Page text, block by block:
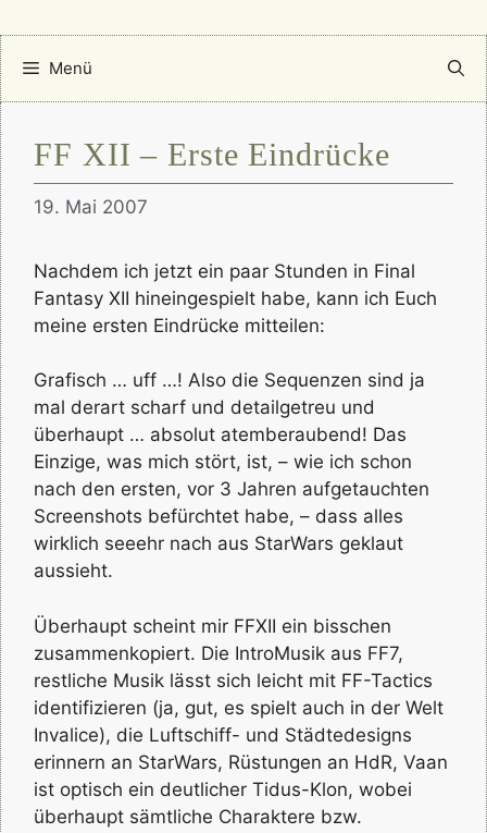
Menü
FF XII – Erste Eindrücke
19. Mai 2007
Nachdem ich jetzt ein paar Stunden in Final
Fantasy XII hineingespielt habe, kann ich Euch
meine ersten Eindrücke mitteilen:
Grafisch … uff …! Also die Sequenzen sind ja
mal derart scharf und detailgetreu und
überhaupt … absolut atemberaubend! Das
Einzige, was mich stört, ist, – wie ich schon
nach den ersten, vor 3 Jahren aufgetauchten
Screenshots befürchtet habe, – dass alles
wirklich seeehr nach aus StarWars geklaut
aussieht.
Überhaupt scheint mir FFXII ein bisschen
zusammenkopiert. Die IntroMusik aus FF7,
restliche Musik lässt sich leicht mit FF-Tactics
identifizieren (ja, gut, es spielt auch in der Welt
Invalice), die Luftschiff- und Städtedesigns
erinnern an StarWars, Rüstungen an HdR, Vaan
ist optisch ein deutlicher Tidus-Klon, wobei
überhaupt sämtliche Charaktere bzw.